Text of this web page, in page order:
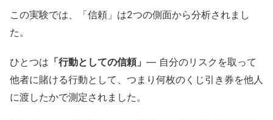
この実験では、「信頼」は2つの側面から分析されまし
た。
ひとつは 「行動としての信頼」 — 自分のリスクを取って
他者に賭ける行動として、つまり何枚のくじ引き券を他人
に渡したかで測定されました。